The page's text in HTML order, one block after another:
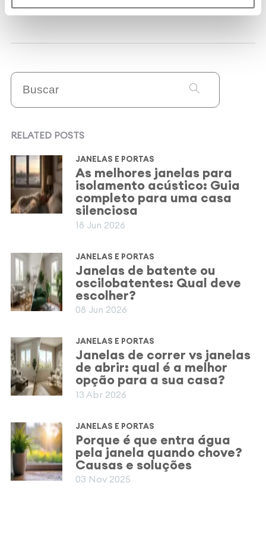
RELATED POSTS
JANELAS E PORTAS
As melhores janelas para
isolamento acústico: Guia
completo para uma casa
silenciosa
18 Jun 2026
JANELAS E PORTAS
Janelas de batente ou
oscilobatentes: Qual deve
escolher?
08 Jun 2026
JANELAS E PORTAS
Janelas de correr vs janelas
de abrir: qual é a melhor
opção para a sua casa?
13 Abr 2026
JANELAS E PORTAS
Porque é que entra água
pela janela quando chove?
Causas e soluções
03 Nov 2025